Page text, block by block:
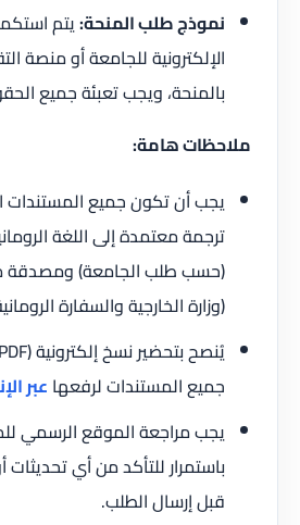
نموذج طلب المنحة:يتم
الإلكترونية للجامعة أو منصة
بالمنحة، ويجب تعبئة جميع
ملاحظات هامة:
يجب أن تكون جميع المستندات
ترجمة معتمدة إلى اللغة
(حسب طلب الجامعة) ومصدقة
(وزارة الخارجية والسفارة
جميع المستندات لرفعهاعبر
يجب مراجعة الموقع الرسمي
باستمرار للتأكد من أي
قبل إرسال الطلب.